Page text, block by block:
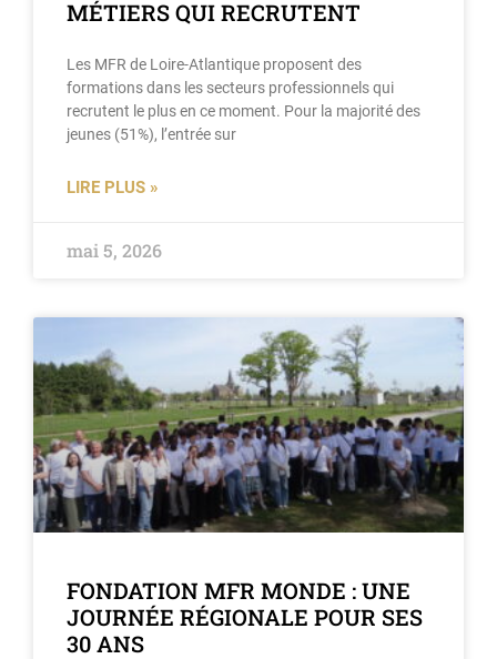
MÉTIERS QUI RECRUTENT
Les MFR de Loire-Atlantique proposent des
formations dans les secteurs professionnels qui
recrutent le plus en ce moment. Pour la majorité des
jeunes (51%), l’entrée sur
LIRE PLUS »
mai 5, 2026
FONDATION MFR MONDE : UNE
JOURNÉE RÉGIONALE POUR SES
30 ANS